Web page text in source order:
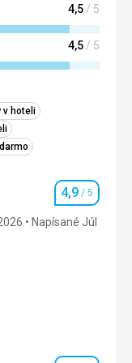
4,5 / 5
4,5 / 5
v hoteli
Hodnotenie
4,9 / 5
Napísané Júl